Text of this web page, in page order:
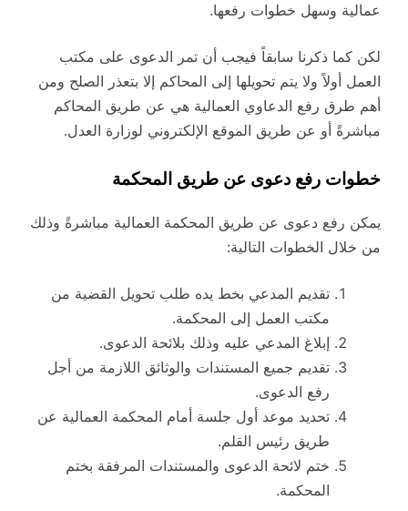
عمالية وسهل خطوات رفعها.
لكن كما ذكرنا سابقاً فيجب أن تمر الدعوى على مكتب
العمل أولاً ولا يتم تحويلها إلى المحاكم إلا بتعذر الصلح ومن
أهم طرق رفع الدعاوي العمالية هي عن طريق المحاكم
مباشرةً أو عن طريق الموقع الإلكتروني لوزارة العدل.
خطوات رفع دعوى عن طريق المحكمة
يمكن رفع دعوى عن طريق المحكمة العمالية مباشرةً وذلك
من خلال الخطوات التالية:
تقديم المدعي بخط يده طلب تحويل القضية من
مكتب العمل إلى المحكمة.
إبلاغ المدعي عليه وذلك بلائحة الدعوى.
تقديم جميع المستندات والوثائق اللازمة من أجل
رفع الدعوى.
تحديد موعد أول جلسة أمام المحكمة العمالية عن
طريق رئيس القلم.
ختم لائحة الدعوى والمستندات المرفقة بختم
المحكمة.